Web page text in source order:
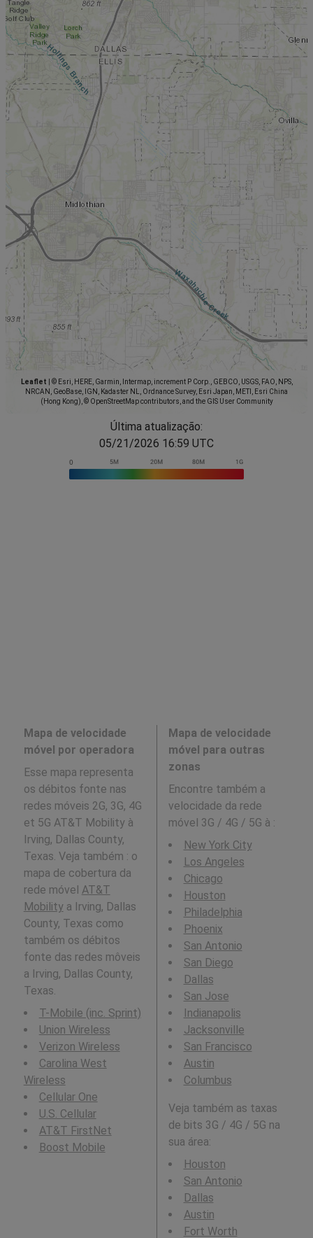
Leaflet
© Esri, HERE, Garmin, Intermap, increment P Corp., GEBCO, USGS, FAO, NPS,
NRCAN, GeoBase, IGN, Kadaster NL, Ordnance Survey, Esri Japan, METI, Esri China
(Hong Kong), © OpenStreetMap contributors, and the GIS User Community
Última atualização:
05/21/2026 16:59 UTC
Mapa de velocidade
móvel por operadora
Esse mapa representa
os débitos fonte nas
redes móveis 2G, 3G, 4G
et 5G AT&T Mobility à
Irving, Dallas County,
Texas. Veja também : o
mapa de cobertura da
rede móvel AT&T
Mobilitya Irving, Dallas
County, Texas como
também os débitos
fonte das redes môveis
a Irving, Dallas County,
Texas.
T-Mobile (inc. Sprint)
Union Wireless
Verizon Wireless
Carolina West
Wireless
Cellular One
U.S. Cellular
AT&T FirstNet
Boost Mobile
Mapa de velocidade
móvel para outras
zonas
Encontre também a
velocidade da rede
móvel 3G / 4G / 5G à :
New York City
Los Angeles
Chicago
Houston
Philadelphia
Phoenix
San Antonio
San Diego
Dallas
San Jose
Indianapolis
Jacksonville
San Francisco
Austin
Columbus
Veja também as taxas
de bits 3G / 4G / 5G na
sua área:
Houston
San Antonio
Dallas
Austin
Fort Worth